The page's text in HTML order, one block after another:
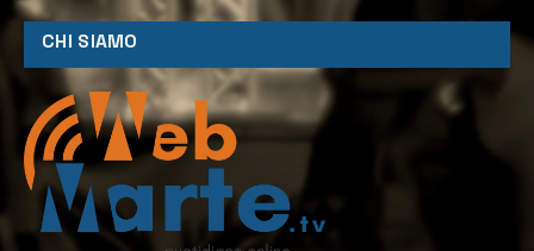
CHI SIAMO